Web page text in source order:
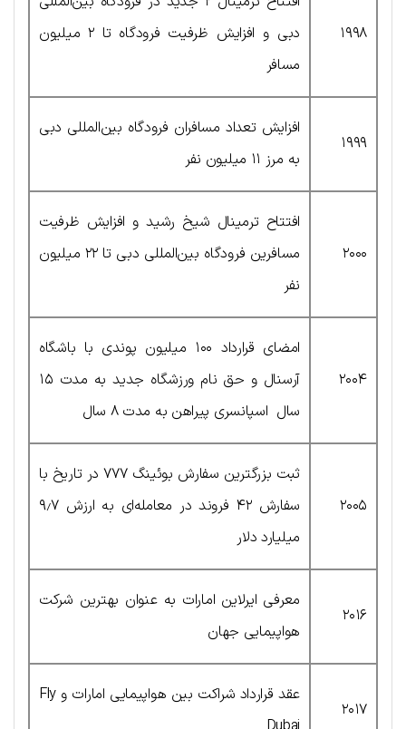
۱۹۹۸
دبی و افزایش ظرفیت فرودگاه تا ۲ میلیون
مسافر
۱۹۹۹
افزایش تعداد مسافران فرودگاه بین‌المللی دبی
به مرز ۱۱ میلیون نفر
۲۰۰۰
افتتاح ترمینال شیخ رشید و افزایش ظرفیت
مسافرین فرودگاه بین‌المللی دبی تا ۲۲ میلیون
نفر
۲۰۰۴
امضای قرارداد ۱۰۰ میلیون پوندی با باشگاه
آرسنال و حق نام ورزشگاه جدید به مدت ۱۵
سال اسپانسری پیراهن به مدت ۸ سال
۲۰۰۵
ثبت بزرگترین سفارش بوئینگ ۷۷۷ در تاریخ با
سفارش ۴۲ فروند در معامله‌ای به ارزش ۹٫۷
میلیارد دلار
۲۰۱۶
معرفی ایرلاین امارات به عنوان بهترین شرکت
هواپیمایی جهان
۲۰۱۷
عقد قرارداد شراکت بین هواپیمایی امارات و Fly